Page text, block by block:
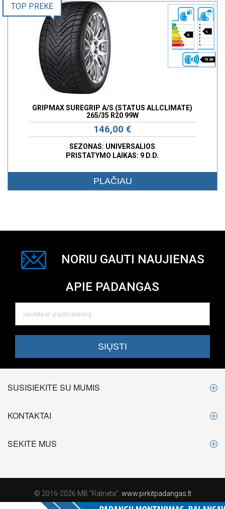
D
c
73 dB
TOP PREKĖ
GRIPMAX SUREGRIP A/S (STATUS ALLCLIMATE)
265/35 R20 99W
146,00 €
SEZONAS: UNIVERSALIOS
PRISTATYMO LAIKAS: 9 D.D.
PLAČIAU
NORIU GAUTI NAUJIENAS
APIE PADANGAS
SUSISIEKITE SU MUMIS
KONTAKTAI
SEKITE MUS
© 2016-2026 MB "Ratneta". www.pirkitpadangas.lt